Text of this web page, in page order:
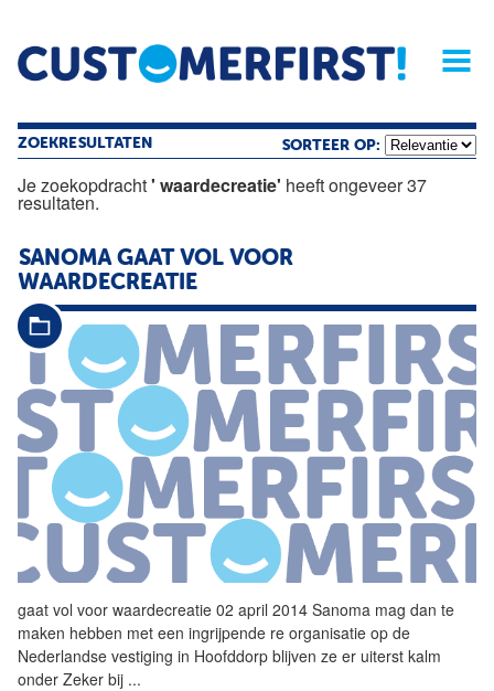
Home Opinie Archief
Magazine
ZOEKRESULTATEN SORTEER OP:
Je zoekopdracht' waardecreatie' heeft ongeveer 37
resultaten.
SANOMA GAAT VOL VOOR
WAARDECREATIE
gaat vol voor waardecreatie 02 april 2014 Sanoma mag dan te
maken hebben met een ingrijpende re organisatie op de
Nederlandse vestiging in Hoofddorp blijven ze er uiterst kalm
onder Zeker bij ...